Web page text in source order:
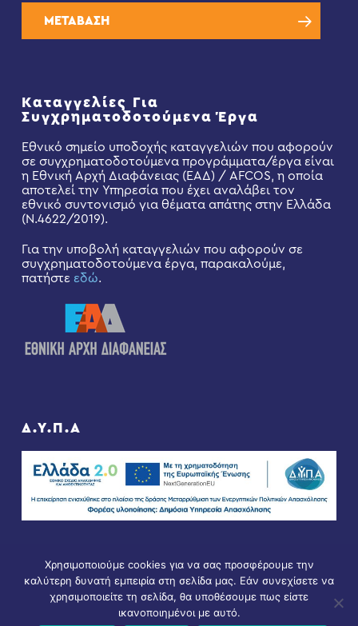
ΜΕΤΑΒΑΣΗ
Καταγγελίες Για
Συγχρηματοδοτούμενα Έργα
Εθνικό σημείο υποδοχής καταγγελιών που αφορούν
σε συγχρηματοδοτούμενα προγράμματα/έργα είναι
η Εθνική Αρχή Διαφάνειας (ΕΑΔ) / AFCOS, η οποία
αποτελεί την Υπηρεσία που έχει αναλάβει τον
εθνικό συντονισμό για θέματα απάτης στην Ελλάδα
(Ν.4622/2019).
Για την υποβολή καταγγελιών που αφορούν σε
συγχρηματοδοτούμενα έργα, παρακαλούμε,
πατήστε εδώ.
Δ.Υ.Π.Α
© Copyright 2021 - All Rights Reserved. D & D by
Χρησιμοποιούμε cookies για να σας προσφέρουμε την
καλύτερη δυνατή εμπειρία στη σελίδα μας. Εάν συνεχίσετε να
χρησιμοποιείτε τη σελίδα, θα υποθέσουμε πως είστε
ικανοποιημένοι με αυτό.